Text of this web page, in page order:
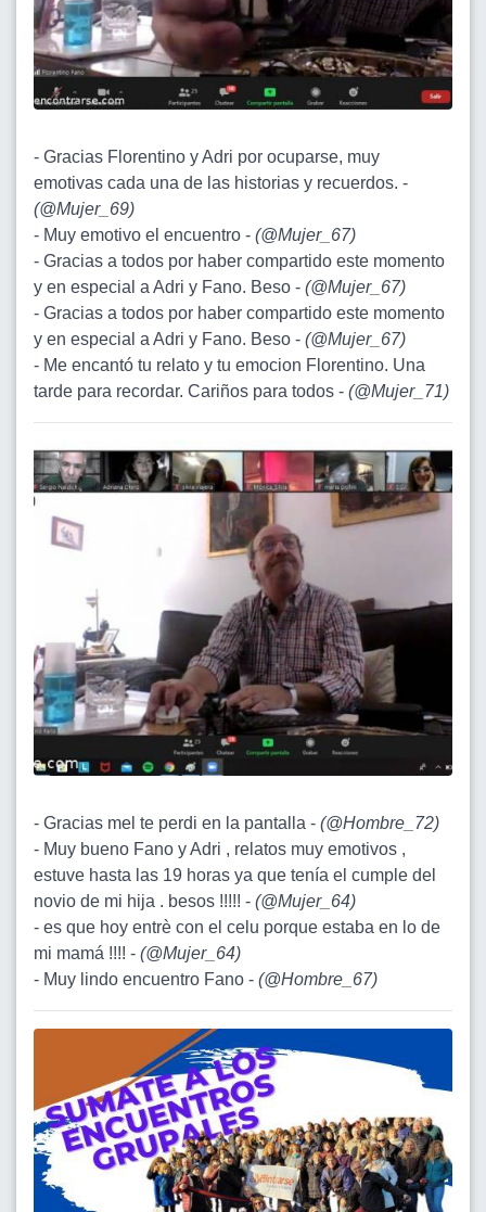
- Gracias Florentino y Adri por ocuparse, muy
emotivas cada una de las historias y recuerdos. -
(@Mujer_69)
- Muy emotivo el encuentro - (@Mujer_67)
- Gracias a todos por haber compartido este momento
y en especial a Adri y Fano. Beso - (@Mujer_67)
- Gracias a todos por haber compartido este momento
y en especial a Adri y Fano. Beso - (@Mujer_67)
- Me encantó tu relato y tu emocion Florentino. Una
tarde para recordar. Cariños para todos - (@Mujer_71)
- Gracias mel te perdi en la pantalla - (@Hombre_72)
- Muy bueno Fano y Adri , relatos muy emotivos ,
estuve hasta las 19 horas ya que tenía el cumple del
novio de mi hija . besos !!!!! - (@Mujer_64)
- es que hoy entrè con el celu porque estaba en lo de
mi mamá !!!! - (@Mujer_64)
- Muy lindo encuentro Fano - (@Hombre_67)